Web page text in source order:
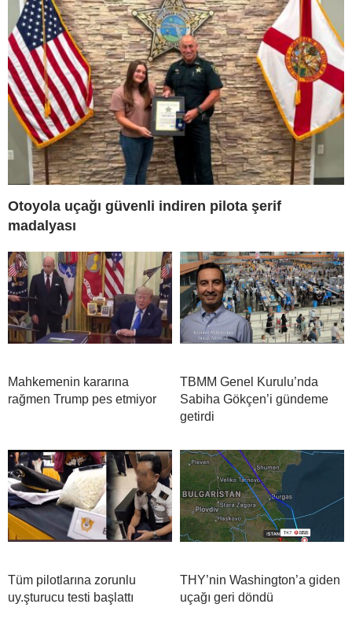
Otoyola uçağı güvenli indiren pilota şerif
madalyası
Mahkemenin kararına
rağmen Trump pes etmiyor
TBMM Genel Kurulu’nda
Sabiha Gökçen’i gündeme
getirdi
Tüm pilotlarına zorunlu
uy.şturucu testi başlattı
THY’nin Washington’a giden
uçağı geri döndü